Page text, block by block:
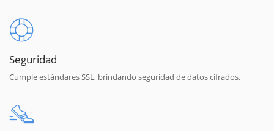
Seguridad
Cumple estándares SSL, brindando seguridad de datos cifrados.